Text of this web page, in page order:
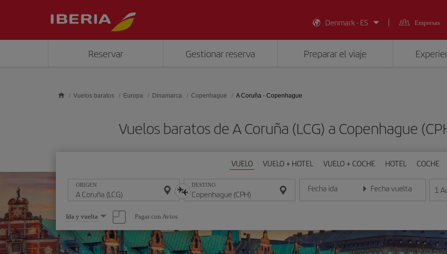
Denmark - ES
Empresas
Reservar Gestionar reserva Preparar el viaje
Vuelos baratos Europa Dinamarca Copenhague A Coruña - Copenhague
Vuelos baratos de A Coruña (LCG) a Copenhague
VUELO VUELO + HOTEL VUELO + COCHE HOTEL COCHE
ORIGEN DESTINO Fecha ida
Introduce la fecha en formato día/mes/año
Fecha vuelta
Introduce la fecha en 1
Seleccione
una
opción
Ida y vuelta Pagar con Avios